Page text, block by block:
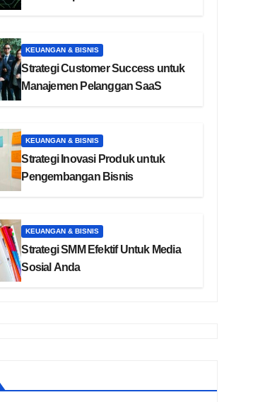
KEUANGAN & BISNIS
Strategi Customer Success untuk
Manajemen Pelanggan SaaS
KEUANGAN & BISNIS
Strategi Inovasi Produk untuk
Pengembangan Bisnis
KEUANGAN & BISNIS
Strategi SMM Efektif Untuk Media
Sosial Anda